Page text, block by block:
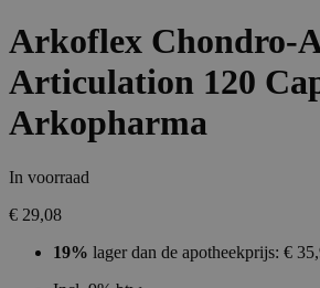
Arkoflex Chondro-
Articulation 120
Arkopharma
In voorraad
€ 29,08
19% lager dan de apotheekprijs: €